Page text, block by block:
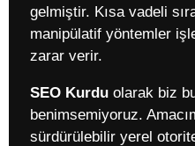
gelmiştir. Kısa vadeli
manipülatif yöntemler
zarar verir.
SEO Kurdu olarak biz
benimsemiyoruz.
sürdürülebilir yerel